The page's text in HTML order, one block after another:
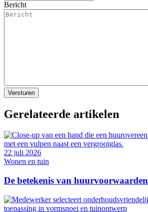
Bericht
Gerelateerde artikelen
22 juli 2026
Wonen en tuin
De betekenis van huurvoorwaarden